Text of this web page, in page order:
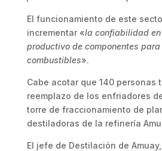
El funcionamiento de este
incrementar «la confiabilidad en
productivo de componentes para
combustibles».
Cabe acotar que 140 personas
reemplazo de los enfriadores
torre de fraccionamiento de
destiladoras de la refinería
El jefe de Destilación de